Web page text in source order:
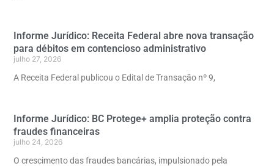
Informe Jurídico: Receita Federal abre nova transação
para débitos em contencioso administrativo
julho 27, 2026
A Receita Federal publicou o Edital de Transação nº 9,
Informe Jurídico: BC Protege+ amplia proteção contra
fraudes financeiras
julho 24, 2026
O crescimento das fraudes bancárias, impulsionado pela